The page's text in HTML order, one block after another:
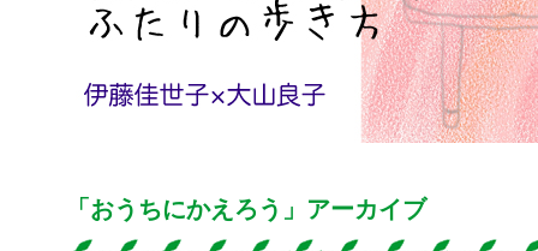
「おうちにかえろう」アーカイブ